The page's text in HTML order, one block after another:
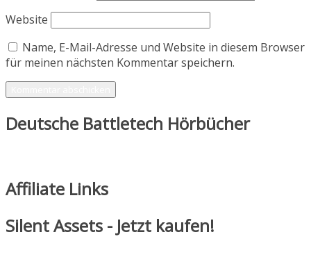
Website
Name, E-Mail-Adresse und Website in diesem Browser
für meinen nächsten Kommentar speichern.
Deutsche Battletech Hörbücher
Affiliate Links
Silent Assets - Jetzt kaufen!